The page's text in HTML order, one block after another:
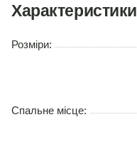
Характеристики
Розміри:
Спальне місце: